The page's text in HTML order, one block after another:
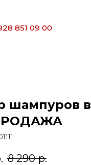
851 09 00
шампуров
8 290 р.